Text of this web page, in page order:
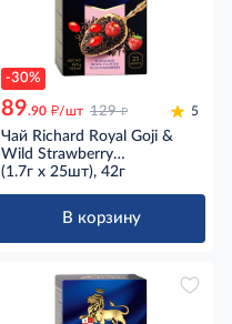
-30%
89.90 д/шт 129 д 5
Чай Richard Royal Goji &
Wild Strawberry
ароматизированный (1.7г х
(1.7г х 25шт), 42г
В корзину